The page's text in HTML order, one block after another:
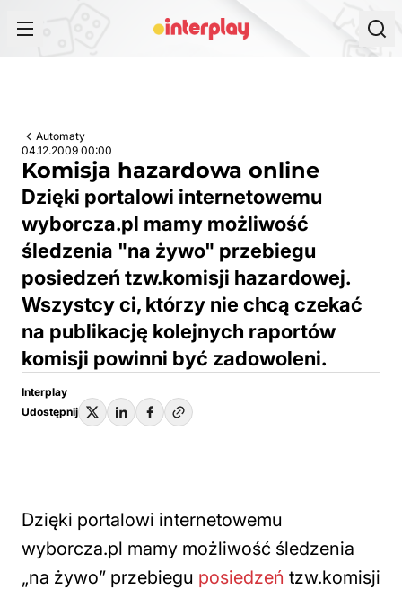
Automaty
04.12.2009 00:00
Komisja hazardowa online
Dzięki portalowi internetowemu
wyborcza.pl mamy możliwość
śledzenia "na żywo" przebiegu
posiedzeń tzw.komisji hazardowej.
Wszystcy ci, którzy nie chcą czekać
na publikację kolejnych raportów
komisji powinni być zadowoleni.
Interplay
Udostępnij
Dzięki portalowi internetowemu
wyborcza.pl mamy możliwość śledzenia
„na żywo” przebiegu posiedzeń tzw.komisji